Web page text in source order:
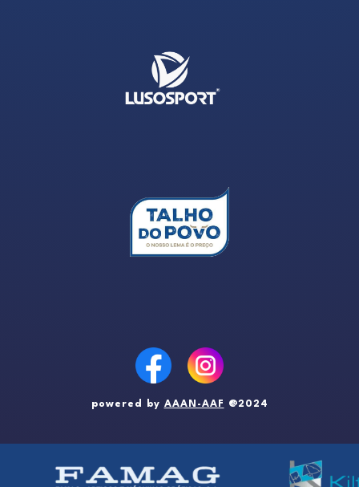
powered by AAAN-AAF @2024